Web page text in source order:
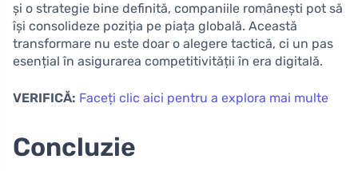
și o strategie bine definită, companiile românești pot să
își consolideze poziția pe piața globală. Această
transformare nu este doar o alegere tactică, ci un pas
esențial în asigurarea competitivității în era digitală.
VERIFICĂ: Faceți clic aici pentru a explora mai multe
Concluzie